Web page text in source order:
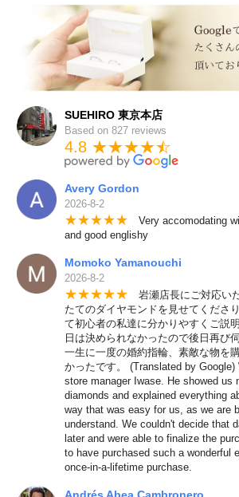
SUEHIRO 東京本店
Based on 827 reviews
4.8 ★★★★★
☆
Avery Gordon
2026-8-2
★★★★★ Very accomodating
and good englishy
Momoko Yamanouchi
2026-8-2
★★★★★ 岩瀬店長にご対応い
たてのダイヤモンドを見せてくださ
て初心者の私達に分かりやすくご説
日は決められなかったので後日再び
一生に一度の婚約指輪、素敵な物を
かったです。 (Translated by
store manager Iwase. He showed us
diamonds and explained everything
way that was easy for us, as we are
understand. We couldn't decide that
later and were able to finalize the
to have purchased such a wonderful
once-in-a-lifetime purchase.